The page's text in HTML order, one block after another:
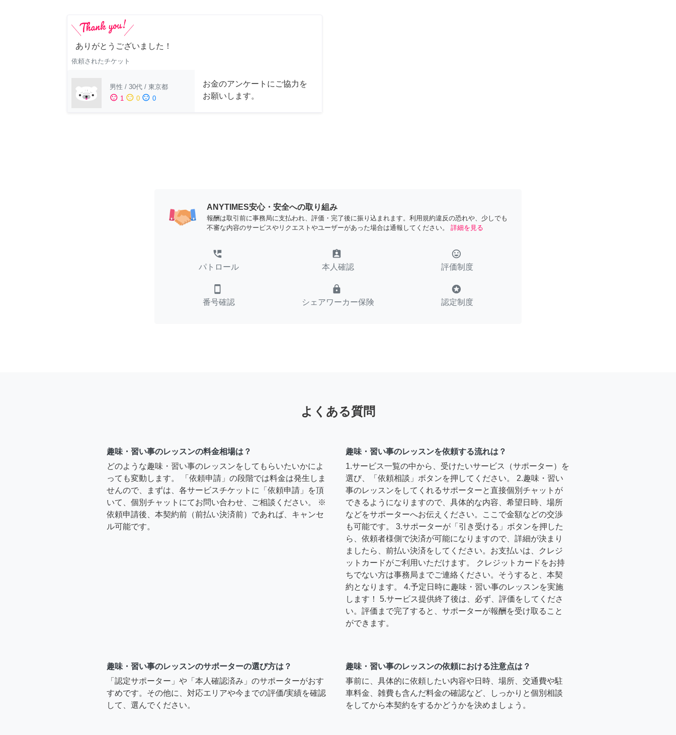
ありがとうございました！
依頼されたチケット
男性 / 30代 / 東京都
sentiment_satisfied 1 sentiment_neutral 0 sentiment_dissatisfied 0
お金のアンケートにご協力を
お願いします。
ANYTIMES安心・安全への取り組み
報酬は取引前に事務局に支払われ、評価・完了後に振り込まれます。利用規約違反の恐れや、少しでも
不審な内容のサービスやリクエストやユーザーがあった場合は通報してください。
詳細を見る
perm_phone_msg
パトロール
assignment_ind
本人確認
tag_faces
評価制度
smartphone
番号確認
lock
シェアワーカー保険
stars
認定制度
よくある質問
趣味・習い事のレッスンの料金相場は？
どのような趣味・習い事のレッスンをしてもらいたいかによ
っても変動します。 「依頼申請」の段階では料金は発生しま
せんので、まずは、各サービスチケットに「依頼申請」を頂
いて、個別チャットにてお問い合わせ、ご相談ください。 ※
依頼申請後、本契約前（前払い決済前）であれば、キャンセ
ル可能です。
趣味・習い事のレッスンを依頼する流れは？
1.サービス一覧の中から、受けたいサービス（サポーター）を
選び、「依頼相談」ボタンを押してください。 2.趣味・習い
事のレッスンをしてくれるサポーターと直接個別チャットが
できるようになりますので、具体的な内容、希望日時、場所
などをサポーターへお伝えください。ここで金額などの交渉
も可能です。 3.サポーターが「引き受ける」ボタンを押した
ら、依頼者様側で決済が可能になりますので、詳細が決まり
ましたら、前払い決済をしてください。お支払いは、クレジ
ットカードがご利用いただけます。 クレジットカードをお持
ちでない方は事務局までご連絡ください。そうすると、本契
約となります。 4.予定日時に趣味・習い事のレッスンを実施
します！ 5.サービス提供終了後は、必ず、評価をしてくださ
い。評価まで完了すると、サポーターが報酬を受け取ること
ができます。
趣味・習い事のレッスンのサポーターの選び方は？
「認定サポーター」や「本人確認済み」のサポーターがおす
すめです。その他に、対応エリアや今までの評価/実績を確認
して、選んでください。
趣味・習い事のレッスンの依頼における注意点は？
事前に、具体的に依頼したい内容や日時、場所、交通費や駐
車料金、雑費も含んだ料金の確認など、しっかりと個別相談
をしてから本契約をするかどうかを決めましょう。